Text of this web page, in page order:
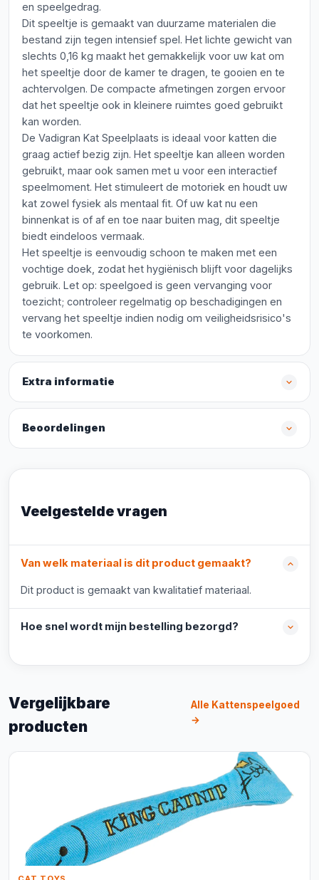
en speelgedrag.
Dit speeltje is gemaakt van duurzame materialen die
bestand zijn tegen intensief spel. Het lichte gewicht van
slechts 0,16 kg maakt het gemakkelijk voor uw kat om
het speeltje door de kamer te dragen, te gooien en te
achtervolgen. De compacte afmetingen zorgen ervoor
dat het speeltje ook in kleinere ruimtes goed gebruikt
kan worden.
De Vadigran Kat Speelplaats is ideaal voor katten die
graag actief bezig zijn. Het speeltje kan alleen worden
gebruikt, maar ook samen met u voor een interactief
speelmoment. Het stimuleert de motoriek en houdt uw
kat zowel fysiek als mentaal fit. Of uw kat nu een
binnenkat is of af en toe naar buiten mag, dit speeltje
biedt eindeloos vermaak.
Het speeltje is eenvoudig schoon te maken met een
vochtige doek, zodat het hygiënisch blijft voor dagelijks
gebruik. Let op: speelgoed is geen vervanging voor
toezicht; controleer regelmatig op beschadigingen en
vervang het speeltje indien nodig om veiligheidsrisico's
te voorkomen.
Extra informatie
Beoordelingen
Veelgestelde vragen
Van welk materiaal is dit product gemaakt?
Dit product is gemaakt van kwalitatief materiaal.
Hoe snel wordt mijn bestelling bezorgd?
Vergelijkbare
producten
Alle Kattenspeelgoed
→